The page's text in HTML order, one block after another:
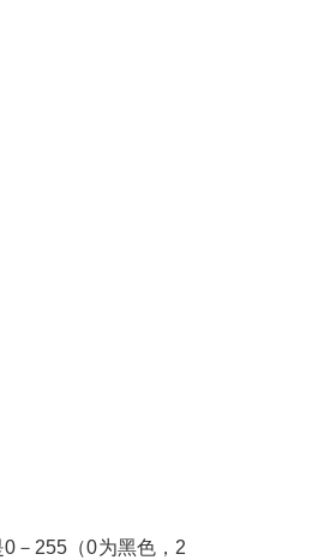
0 － 255 （0为黑色， 2